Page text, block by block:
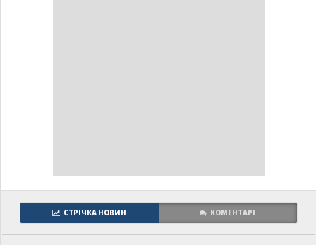
СТРІЧКА НОВИН КОМЕНТАРІ